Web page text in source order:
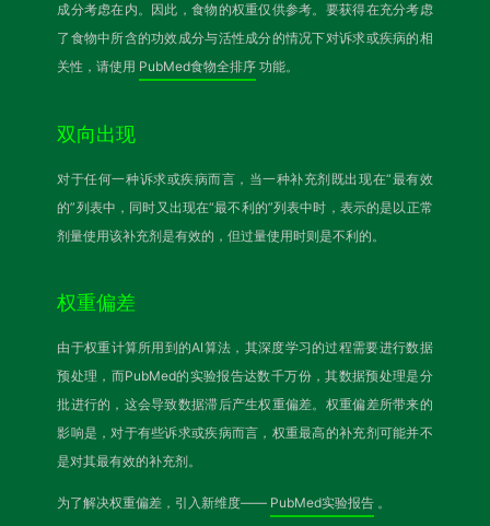
成分考虑在内。因此，食物的权重仅供参考。要获得在充分考虑
了食物中所含的功效成分与活性成分的情况下对诉求或疾病的相
关性，请使用 PubMed食物全排序 功能。
双向出现
对于任何一种诉求或疾病而言，当一种补充剂既出现在“最有效
的”列表中，同时又出现在“最不利的”列表中时，表示的是以正常
剂量使用该补充剂是有效的，但过量使用时则是不利的。
权重偏差
由于权重计算所用到的AI算法，其深度学习的过程需要进行数据
预处理，而PubMed的实验报告达数千万份，其数据预处理是分
批进行的，这会导致数据滞后产生权重偏差。权重偏差所带来的
影响是，对于有些诉求或疾病而言，权重最高的补充剂可能并不
是对其最有效的补充剂。
为了解决权重偏差，引入新维度—— PubMed实验报告 。